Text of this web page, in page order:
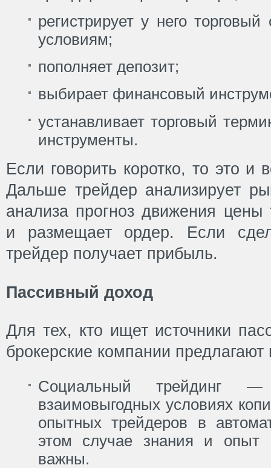
регистрирует у него
условиям;
пополняет депозит;
выбирает финансовый
устанавливает торговый
инструменты.
Если говорить коротко, то это и
Дальше трейдер анализирует
анализа прогноз движения цены
и размещает ордер. Если
трейдер получает прибыль.
Пассивный доход
Для тех, кто ищет источники
брокерские компании предлагают
Социальный трейдинг
взаимовыгодных условиях
опытных трейдеров в
этом случае знания и опыт
важны.